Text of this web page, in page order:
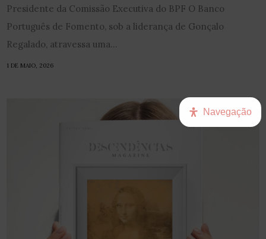
Presidente da Comissão Executiva do BPF O Banco
Português de Fomento, sob a liderança de Gonçalo
Regalado, atravessa uma...
1 DE MAIO, 2026
Navegação